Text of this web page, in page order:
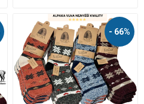
- 66%